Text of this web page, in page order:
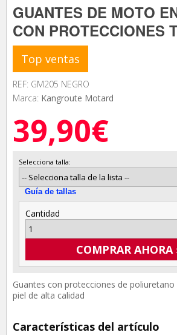
GUANTES DE MOTO
CON PROTECCIONES
Top ventas
REF: GM205 NEGRO
Marca: Kangroute Motard
39,90€
Selecciona talla:
Guía de tallas
Cantidad
COMPRAR AHORA
Guantes con protecciones de
piel de alta calidad
Características del artículo